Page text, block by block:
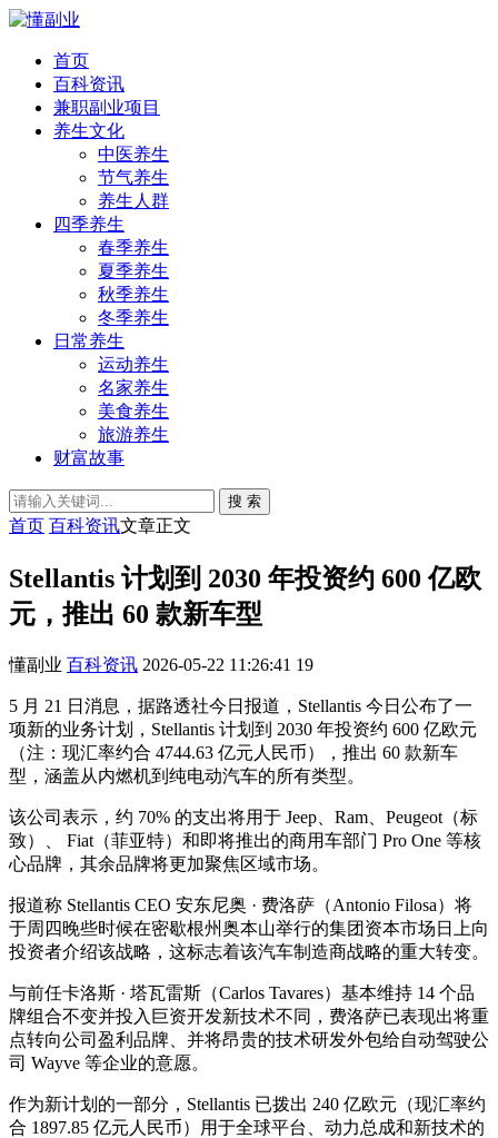
首页
百科资讯
兼职副业项目
养生文化
中医养生
节气养生
养生人群
四季养生
春季养生
夏季养生
秋季养生
冬季养生
日常养生
运动养生
名家养生
美食养生
旅游养生
财富故事
搜 索
首页 百科资讯文章正文
Stellantis 计划到 2030 年投资约 600 亿欧
元，推出 60 款新车型
懂副业 百科资讯 2026-05-22 11:26:41 19
5 月 21 日消息，据路透社今日报道，Stellantis 今日公布了一
项新的业务计划，Stellantis 计划到 2030 年投资约 600 亿欧元
（注：现汇率约合 4744.63 亿元人民币），推出 60 款新车
型，涵盖从内燃机到纯电动汽车的所有类型。
该公司表示，约 70% 的支出将用于 Jeep、Ram、Peugeot（标
致）、 Fiat（菲亚特）和即将推出的商用车部门 Pro One 等核
心品牌，其余品牌将更加聚焦区域市场。
报道称 Stellantis CEO 安东尼奥 · 费洛萨（Antonio Filosa）将
于周四晚些时候在密歇根州奥本山举行的集团资本市场日上向
投资者介绍该战略，这标志着该汽车制造商战略的重大转变。
与前任卡洛斯 · 塔瓦雷斯（Carlos Tavares）基本维持 14 个品
牌组合不变并投入巨资开发新技术不同，费洛萨已表现出将重
点转向公司盈利品牌、并将昂贵的技术研发外包给自动驾驶公
司 Wayve 等企业的意愿。
作为新计划的一部分，Stellantis 已拨出 240 亿欧元（现汇率约
合 1897.85 亿元人民币）用于全球平台、动力总成和新技术的